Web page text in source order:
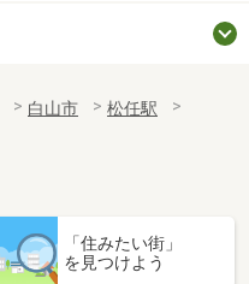
白山市
松任駅
「住みたい街」
を見つけよう